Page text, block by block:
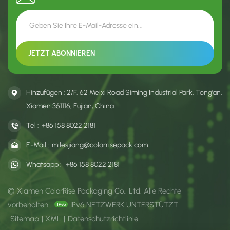
Hinzufügen : 2/F, 62 Meixi Road Siming Industrial Park, Tong’an,
Xiamen 361116, Fujian, China
Tel : +86 158 8022 2181
E-Mail : milesjiang@colorrisepack.com
Whatsapp : +86 158 8022 2181
© Xiamen ColorRise Packaging Co., Ltd. Alle Rechte
vorbehalten .
IPv6 NETZWERK UNTERSTÜTZT
Sitemap | XML | Datenschutzrichtlinie